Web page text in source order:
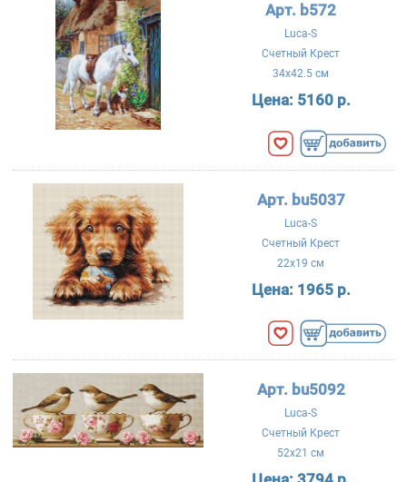
Арт. b572
Luca-S
Счетный Крест
34x42.5 см
Цена: 5160 р.
Арт. bu5037
Luca-S
Счетный Крест
22x19 см
Цена: 1965 р.
Арт. bu5092
Luca-S
Счетный Крест
52x21 см